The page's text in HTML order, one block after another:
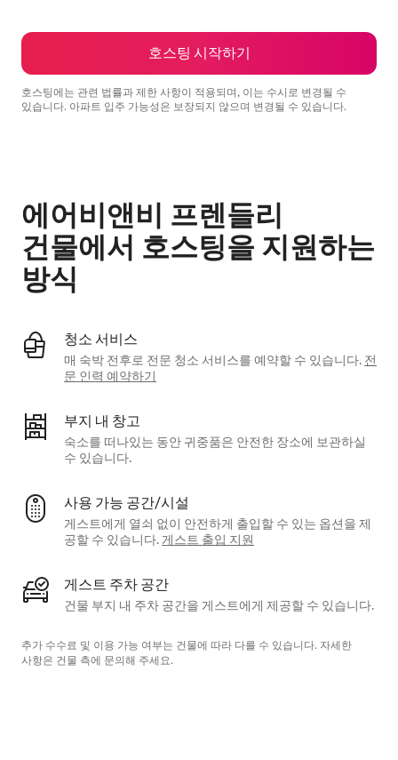
호스팅 시작하기
호스팅에는 관련 법률과 제한 사항이 적용되며, 이는 수시로 변경될 수
있습니다. 아파트 입주 가능성은 보장되지 않으며 변경될 수 있습니다.
에어비앤비 프렌들리
건물에서 호스팅을 지원하는
방식
청소 서비스
매 숙박 전후로 전문 청소 서비스를 예약할 수 있습니다. 전
문 인력 예약하기
부지 내 창고
숙소를 떠나있는 동안 귀중품은 안전한 장소에 보관하실
수 있습니다.
사용 가능 공간/시설
게스트에게 열쇠 없이 안전하게 출입할 수 있는 옵션을 제
공할 수 있습니다. 게스트 출입 지원
게스트 주차 공간
건물 부지 내 주차 공간을 게스트에게 제공할 수 있습니다.
추가 수수료 및 이용 가능 여부는 건물에 따라 다를 수 있습니다. 자세한
사항은 건물 측에 문의해 주세요.